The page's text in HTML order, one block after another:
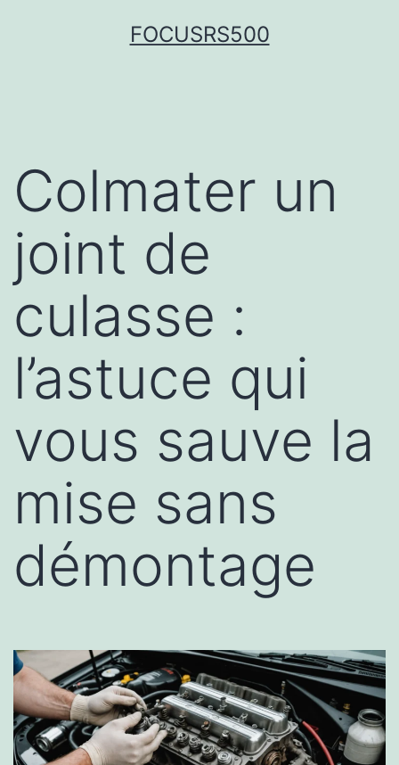
FOCUSRS500
Colmater un
joint de
culasse :
l’astuce qui
vous sauve la
mise sans
démontage